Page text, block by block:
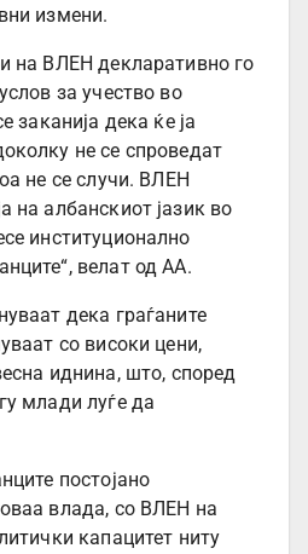
измени.
на ВЛЕН декларативно го
за учество во
заканија дека ќе ја
не се спроведат
не се случи. ВЛЕН
на албанскиот јазик во
институционално
велат од АА.
дека граѓаните
со високи цени,
иднина, што, според
млади луѓе да
постојано
влада, со ВЛЕН на
капацитет ниту